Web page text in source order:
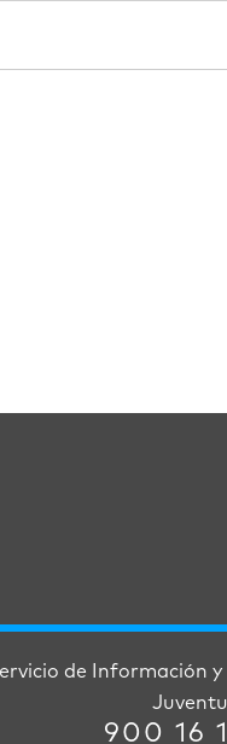
de Información
900 16